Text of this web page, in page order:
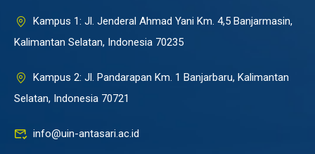
Kampus 1: Jl. Jenderal Ahmad Yani Km. 4,5 Banjarmasin,
Kalimantan Selatan, Indonesia 70235
Kampus 2: Jl. Pandarapan Km. 1 Banjarbaru, Kalimantan
Selatan, Indonesia 70721
info@uin-antasari.ac.id